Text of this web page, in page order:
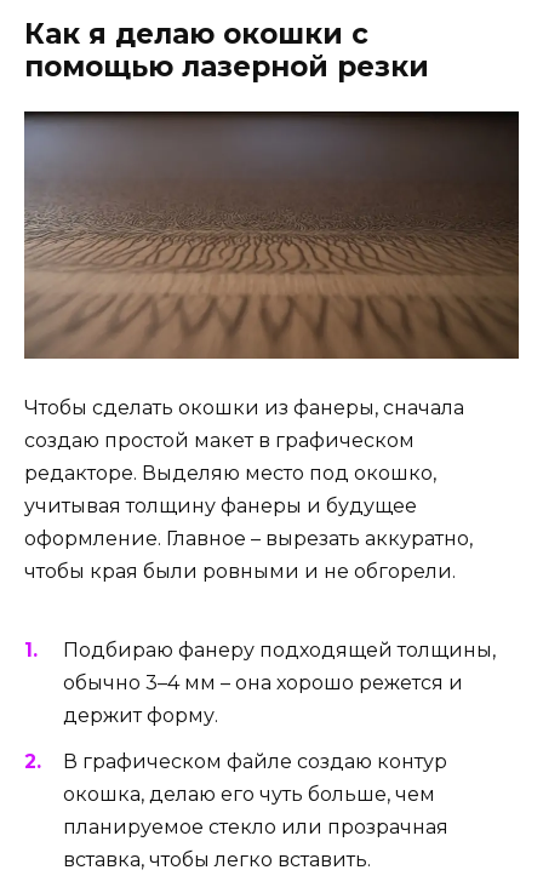
Как я делаю окошки с
помощью лазерной резки
Чтобы сделать окошки из фанеры, сначала
создаю простой макет в графическом
редакторе. Выделяю место под окошко,
учитывая толщину фанеры и будущее
оформление. Главное – вырезать аккуратно,
чтобы края были ровными и не обгорели.
Подбираю фанеру подходящей толщины,
обычно 3–4 мм – она хорошо режется и
держит форму.
В графическом файле создаю контур
окошка, делаю его чуть больше, чем
планируемое стекло или прозрачная
вставка, чтобы легко вставить.